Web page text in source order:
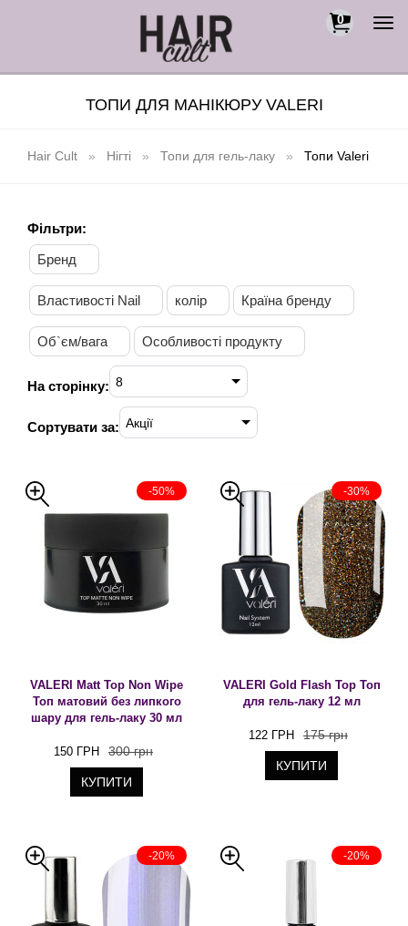
0
ТОПИ ДЛЯ МАНІКЮРУ VALERI
Hair Cult Нігті Топи для гель-лаку Топи Valeri
Фільтри:
Бренд
Властивості Nail колір Країна бренду
Об`єм/вага Особливості продукту
На сторінку: 8
Сортувати за: Акції
-50%
VALERI Matt Top Non Wipe
Топ матовий без липкого
шару для гель-лаку 30 мл
150 ГРН 300 грн
КУПИТИ
-30%
VALERI Gold Flash Top Топ
для гель-лаку 12 мл
122 ГРН 175 грн
КУПИТИ
-20% -20%